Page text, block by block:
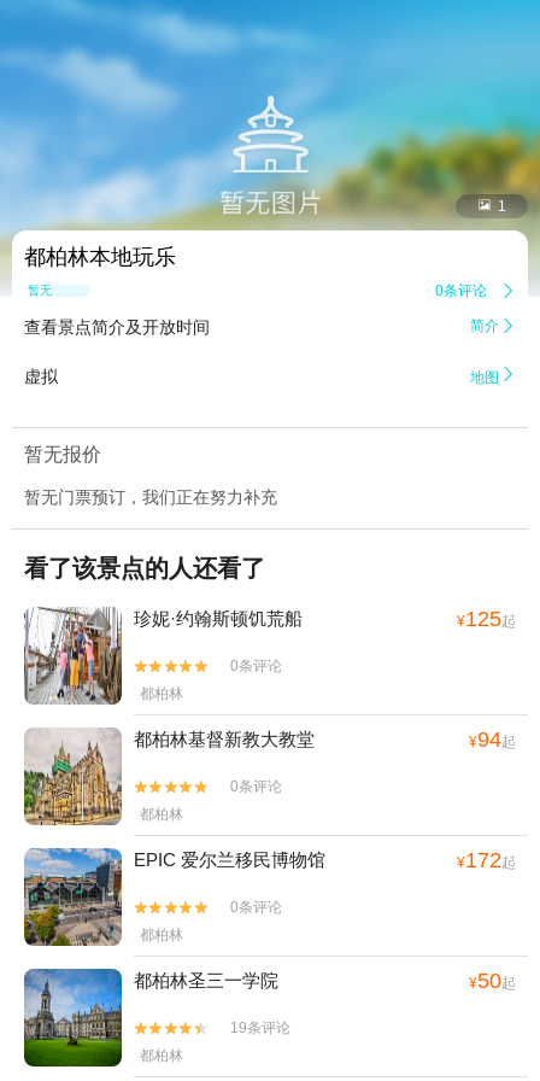
 1
都柏林本地玩乐
暂无点评 0条评论 
查看景点简介及开放时间 简介 
虚拟 地图 
暂无报价
暂无门票预订，我们正在努力补充
看了该景点的人还看了
珍妮·约翰斯顿饥荒船 ¥125起


0条评论
都柏林
都柏林基督新教大教堂 ¥94起


0条评论
都柏林
EPIC 爱尔兰移民博物馆 ¥172起


0条评论
都柏林
都柏林圣三一学院 ¥50起


19条评论
都柏林